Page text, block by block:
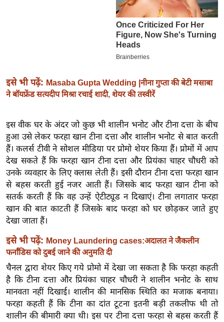
बे
मि
ल
श
ख्सि
य
त
यं
ग
इं
डि
या
सा
हि
त्य
ज
ग
इसे भी पढ़ें: Masaba Gupta Wedding |नीना गुप्ता की बेटी मसाबा
ने बॉयफ्रेंड सत्यदीप मिश्रा रचाई शादी, शेयर की तस्वीरें
इस वीक घर के अंदर जो कुछ भी शालीन भनोट और टीना दत्ता के बीच
हुआ उसे लेकर फरहा खान टीना दत्ता और शालीन भनोट से बात करती
हैं। कलर्स टीवी ने सोशल मीडिया पर प्रोमो शेयर किया हैं। प्रोमों में आप
देख सकते हैं कि फरहा खान टीना दत्ता और प्रियंका चाहर चौधरी को
उनके व्यवहार के लिए क्लास लेती हैं। इसी दौरान टीना दत्ता फरहा खान
से बहस करती हुई नजर आती हैं। जिसके बाद फरहा खान टीना को
सतर्क करती हैं कि वह उन्हें ऐटीट्यूड न दिखाएं। टीना लगातार फरहा
खान की बात काटती हैं जिसके बाद फरहा को घर छोड़कर जाते हुए
देखा जाता हैं।
इसे भी पढ़ें: Money Laundering cases:अदालत ने जैकलीन
फर्नांडिस को दुबई जाने की अनुमति दी
चैनल द्वारा शेयर किए गये प्रोमो में देखा जा सकता है कि फरहा कहती
है कि टीना दत्ता और प्रियंका चाहर चौधरी ने शालीन भनोट के साथ
मानवता नहीं दिखाई। शालीन की मानसिक स्थिति का मजाक बनाया।
फरहा कहती हैं कि टीना का दांत टूटना इतनी बड़ी तकलीफ थी तो
शालीन की बीमारी क्या थी। इस पर टीना दत्ता फरहा से बहस करती हैं